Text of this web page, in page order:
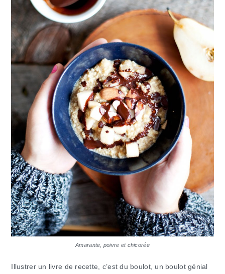
Amarante, poivre et chicorée
Illustrer un livre de recette, c’est du boulot, un boulot génial